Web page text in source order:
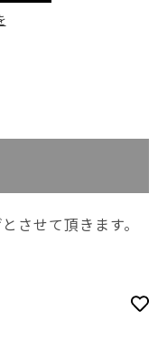
させて頂きます。